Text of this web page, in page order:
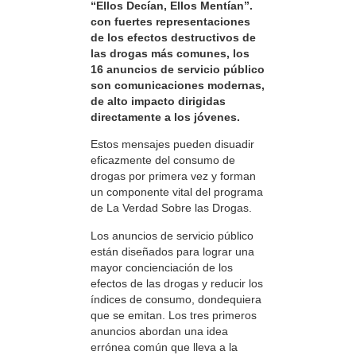
“Ellos Decían, Ellos Mentían”.
con fuertes representaciones
de los efectos destructivos de
las drogas más comunes, los
16 anuncios de servicio público
son comunicaciones modernas,
de alto impacto dirigidas
directamente a los jóvenes.
Estos mensajes pueden disuadir
eficazmente del consumo de
drogas por primera vez y forman
un componente vital del programa
de La Verdad Sobre las Drogas.
Los anuncios de servicio público
están diseñados para lograr una
mayor concienciación de los
efectos de las drogas y reducir los
índices de consumo, dondequiera
que se emitan. Los tres primeros
anuncios abordan una idea
errónea común que lleva a la